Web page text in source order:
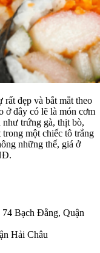
đẹp và bắt mắt theo
ở đây có lẽ là món cơm
trứng gà, thịt bò,
một chiếc tô trắng
những thế, giá ở
Bạch Đằng, Quận
Hải Châu